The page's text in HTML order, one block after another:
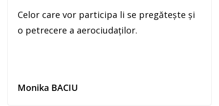
Celor care vor participa li se pregătește și
o petrecere a aerociudaților.
Monika BACIU